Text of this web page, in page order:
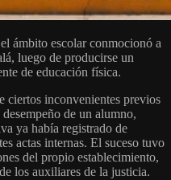
ámbito escolar conmocionó a
luego de producirse un
de educación física.
ciertos inconvenientes previos
de un alumno,
ya había registrado de
actas internas. El suceso tuvo
del propio establecimiento,
los auxiliares de la justicia.